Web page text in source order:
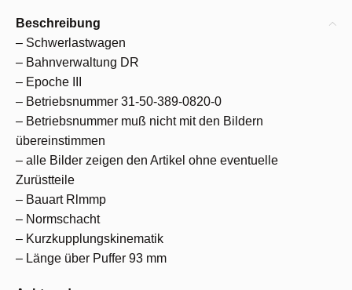
Beschreibung
– Schwerlastwagen
– Bahnverwaltung DR
– Epoche III
– Betriebsnummer 31-50-389-0820-0
– Betriebsnummer muß nicht mit den Bildern
übereinstimmen
– alle Bilder zeigen den Artikel ohne eventuelle
Zurüstteile
– Bauart Rlmmp
– Normschacht
– Kurzkupplungskinematik
– Länge über Puffer 93 mm